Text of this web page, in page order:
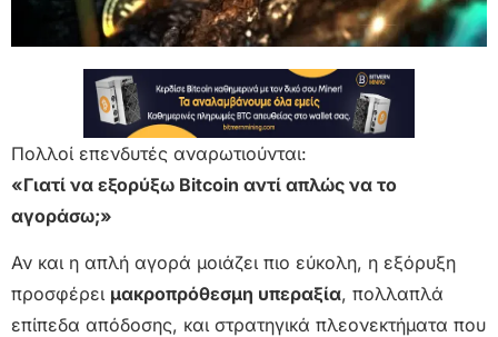
Πολλοί επενδυτές αναρωτιούνται:
«Γιατί να εξορύξω Bitcoin αντί απλώς να το
αγοράσω;»
Αν και η απλή αγορά μοιάζει πιο εύκολη, η εξόρυξη
προσφέρει μακροπρόθεσμη υπεραξία, πολλαπλά
επίπεδα απόδοσης, και στρατηγικά πλεονεκτήματα που